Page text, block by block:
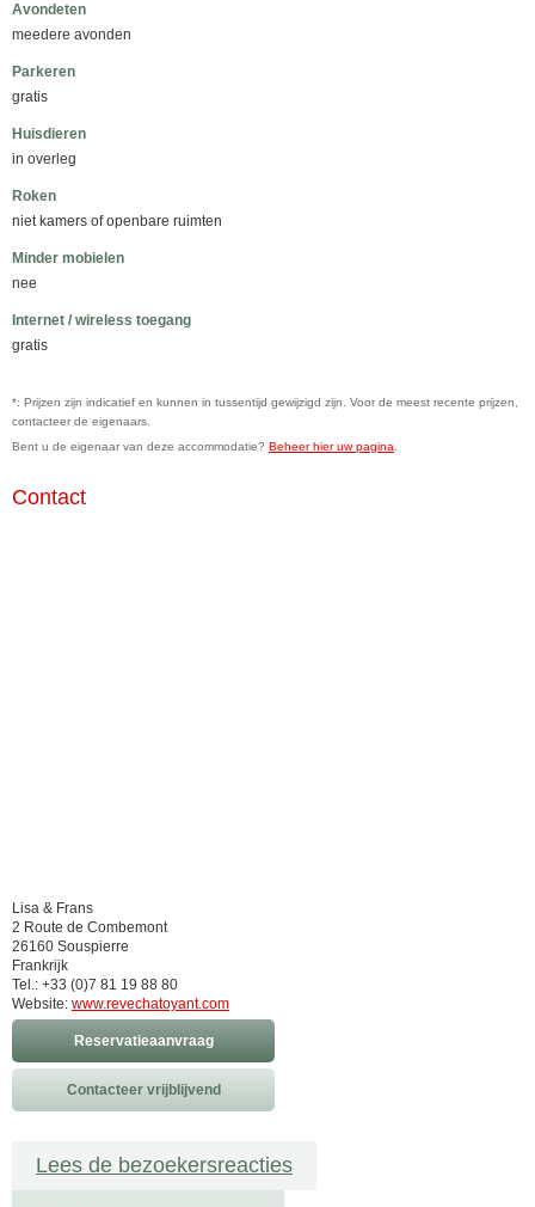
Avondeten
meedere avonden
Parkeren
gratis
Huisdieren
in overleg
Roken
niet kamers of openbare ruimten
Minder mobielen
nee
Internet / wireless toegang
gratis
*: Prijzen zijn indicatief en kunnen in tussentijd gewijzigd zijn. Voor de meest recente prijzen,
contacteer de eigenaars.
Bent u de eigenaar van deze accommodatie? Beheer hier uw pagina
Contact
Lisa & Frans
2 Route de Combemont
26160 Souspierre
Frankrijk
Tel.: +33 (0)7 81 19 88 80
Website: www.revechatoyant.com
Reservatieaanvraag
Contacteer vrijblijvend
Lees de bezoekersreacties